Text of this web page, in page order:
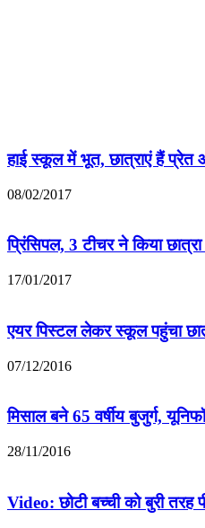
हाई स्कूल में भूत, छात्राएं हैं प्रेत
08/02/2017
प्रिंसिपल, 3 टीचर ने किया
17/01/2017
एयर पिस्टल लेकर स्कूल पहुंचा
07/12/2016
मिसाल बने 65 वर्षीय बुजुर्ग,
28/11/2016
Video: छोटी बच्ची को बुरी तरह